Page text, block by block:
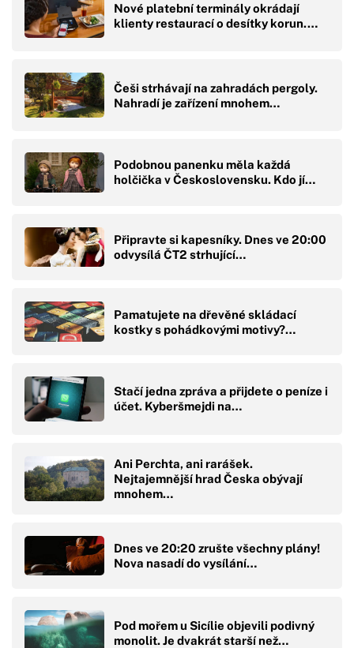
Nové platební terminály okrádají
klienty restaurací o desítky korun.…
Češi strhávají na zahradách pergoly.
Nahradí je zařízení mnohem…
Podobnou panenku měla každá
holčička v Československu. Kdo jí…
Připravte si kapesníky. Dnes ve 20:00
odvysílá ČT2 strhující…
Pamatujete na dřevěné skládací
kostky s pohádkovými motivy?…
Stačí jedna zpráva a přijdete o peníze i
účet. Kyberšmejdi na…
Ani Perchta, ani rarášek.
Nejtajemnější hrad Česka obývají
mnohem…
Dnes ve 20:20 zrušte všechny plány!
Nova nasadí do vysílání…
Pod mořem u Sicílie objevili podivný
monolit. Je dvakrát starší než…